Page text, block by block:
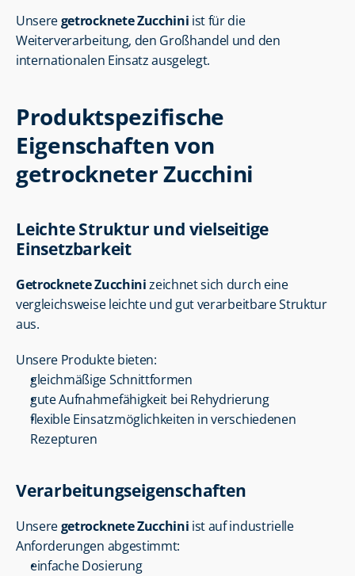
Unsere getrocknete Zucchini ist für die
Weiterverarbeitung, den Großhandel und den
internationalen Einsatz ausgelegt.
Produktspezifische
Eigenschaften von
getrockneter Zucchini
Leichte Struktur und vielseitige
Einsetzbarkeit
Getrocknete Zucchini zeichnet sich durch eine
vergleichsweise leichte und gut verarbeitbare Struktur
aus.
Unsere Produkte bieten:
gleichmäßige Schnittformen
gute Aufnahmefähigkeit bei Rehydrierung
flexible Einsatzmöglichkeiten in verschiedenen
Rezepturen
Verarbeitungseigenschaften
Unsere getrocknete Zucchini ist auf industrielle
Anforderungen abgestimmt:
einfache Dosierung